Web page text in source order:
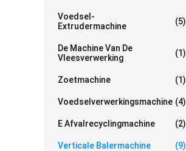
Voedsel-
Extrudermachine
(5)
De Machine Van De
Vleesverwerking
(1)
Zoetmachine (1)
Voedselverwerkingsmachine (4)
E Afvalrecyclingmachine (2)
Verticale Balermachine (9)